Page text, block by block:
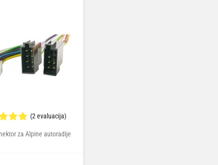
(2 evaluacija)
za Alpine autoradije